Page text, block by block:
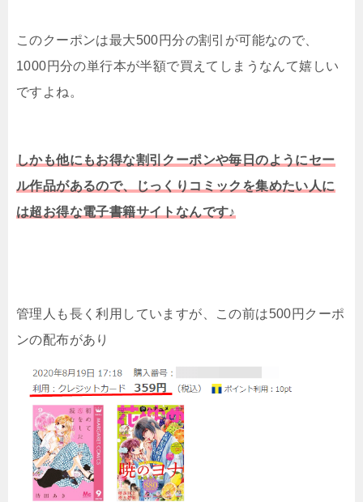
このクーポンは最大500円分の割引が可能なので、
1000円分の単行本が半額で買えてしまうなんて嬉しい
ですよね。
しかも他にもお得な割引クーポンや毎日のようにセー
ル作品があるので、じっくりコミックを集めたい人に
は超お得な電子書籍サイトなんです♪
管理人も長く利用していますが、この前は500円クーポ
ンの配布があり